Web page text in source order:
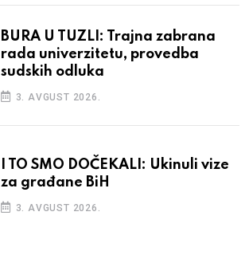
BURA U TUZLI: Trajna zabrana
rada univerzitetu, provedba
sudskih odluka
3. AVGUST 2026.
I TO SMO DOČEKALI: Ukinuli vize
za građane BiH
3. AVGUST 2026.